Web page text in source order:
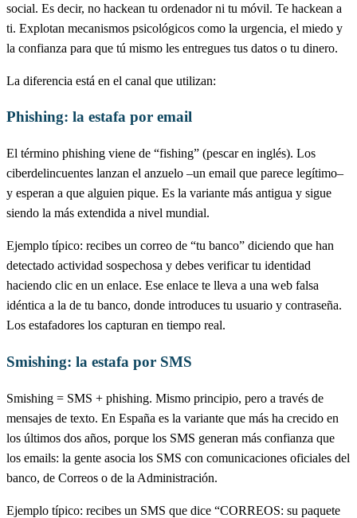
social. Es decir, no hackean tu ordenador ni tu móvil. Te hackean a
ti. Explotan mecanismos psicológicos como la urgencia, el miedo y
la confianza para que tú mismo les entregues tus datos o tu dinero.
La diferencia está en el canal que utilizan:
Phishing: la estafa por email
El término phishing viene de “fishing” (pescar en inglés). Los
ciberdelincuentes lanzan el anzuelo –un email que parece legítimo–
y esperan a que alguien pique. Es la variante más antigua y sigue
siendo la más extendida a nivel mundial.
Ejemplo típico: recibes un correo de “tu banco” diciendo que han
detectado actividad sospechosa y debes verificar tu identidad
haciendo clic en un enlace. Ese enlace te lleva a una web falsa
idéntica a la de tu banco, donde introduces tu usuario y contraseña.
Los estafadores los capturan en tiempo real.
Smishing: la estafa por SMS
Smishing = SMS + phishing. Mismo principio, pero a través de
mensajes de texto. En España es la variante que más ha crecido en
los últimos dos años, porque los SMS generan más confianza que
los emails: la gente asocia los SMS con comunicaciones oficiales del
banco, de Correos o de la Administración.
Ejemplo típico: recibes un SMS que dice “CORREOS: su paquete